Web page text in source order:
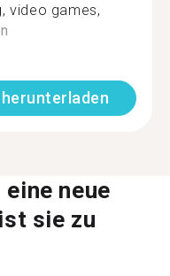
video games,
neue
sie zu